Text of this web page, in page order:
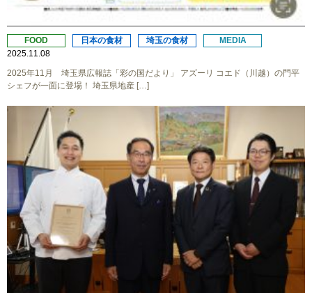
FOOD 日本の食材 埼玉の食材
MEDIA
2025.11.08
2025年11月 埼玉県広報誌「彩の国だより」 アズーリ コエド（川越）の門平
シェフが一面に登場！ 埼玉県地産 […]